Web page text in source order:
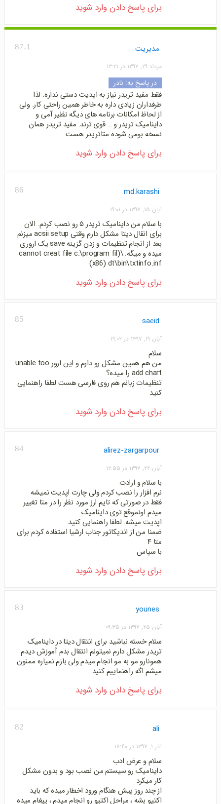
برای پاسخ دادن وارد شوید
87.1 مدیریت
مرداد ۲۹, ۱۳۹۷ در ۱۳:۲۱
در پاسخ به: نادر
فقط مفید تریدر نیاز به اپدیت دستی نداره. لذا
طرفداران زیادی داره به خاطر همین راحتی کار. ولی
از لحاظ امکانات برنامه های دیگه نظیر آمی و
داینامیک تریدر و … قوی ترند. مفید تریدر همان
نسخه بومی شوده متاتریدر هست.
برای پاسخ دادن وارد شوید
86 md.karashi
آبان ۱۵, ۱۳۹۷ در ۱۹:۰۱
با سلام من داینامیک تریدر ۵ رو نصب کردم. الان
برای انقال دیتا مشکل دارم وقتی acsii setup میزنم
بعد از انجام تنظیمات و زدن گزینه save یک اروری
میده و میگه: \(cannot creat file c:\program fil
(x86) dt\bin\txtinfo.inf
برای پاسخ دادن وارد شوید
85 saeid
آبان ۱۹, ۱۳۹۷ در ۱۹:۰۲
سلام
من هم همین مشکل رو دارم و این ارور unable too
add chart را میده؟
تنظیمات زبانم هم روی فارسی هست لطفا راهنمایی
کنید
برای پاسخ دادن وارد شوید
84 alirez-zargarpour
آبان ۲۲, ۱۳۹۷ در ۱۲:۵۵
با سلام و ارادت
نرم افزار را نصب کردم ولی چارت اپدیت نمیشه
فقط در صورتی که تایم ارز مورد نظر را در متا تغییر
میدم اونموقع توی داینامیک
اپدیت میشه. لطفا راهنمایی کنید
ضمنا من از اندیکاتور جناب ارشیا استفاده کردم برای
متا ۴
با سپاس
برای پاسخ دادن وارد شوید
83 younes
آبان ۲۵, ۱۳۹۷ در ۰۹:۳۵
سلام خسته نباشید برای انتقال دیتا در داینامیک
تریدر مشکل دارم نمیتونم انتقال بدم آموزش دیدم
همونارو مو به مو انجام میدم ولی بازم نمیاره ممنون
میشم اگه راهنماییم کنید
برای پاسخ دادن وارد شوید
82 ali
آذر ۱, ۱۳۹۷ در ۱۸:۴۰
سلام و عرض ادب
داینامیک رو سیستم من نصب بود و بدون مشکل
کار میکرد
از چند روز پیش هنگام ورود اخطار میده که باید
اکتیو بشه ، مراحل اکتیو رو انجام میدم ، پیغام میده